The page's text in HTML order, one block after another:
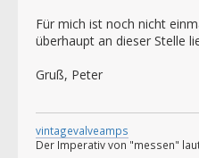
Für mich ist noch nicht
überhaupt an dieser Stelle
Gruß, Peter
vintagevalveamps
Der Imperativ von "messen"